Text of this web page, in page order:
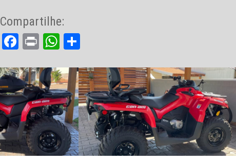
Compartilhe:
Facebook
PrintWhatsApp